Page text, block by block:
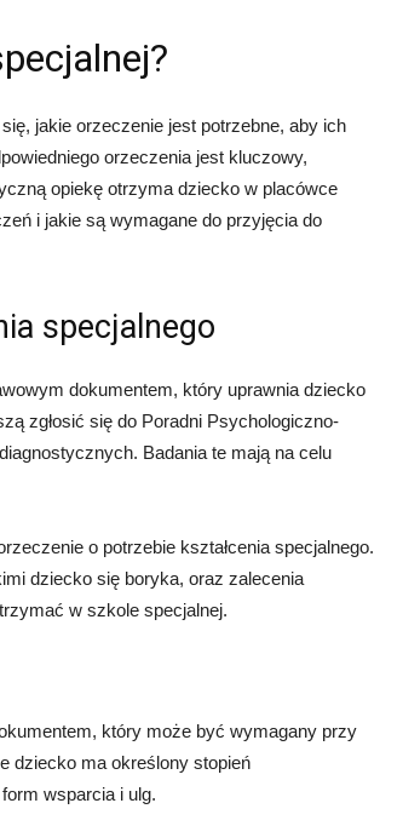
jakie orzeczenie jest potrzebne, aby ich
orzeczenia jest kluczowy,
opiekę otrzyma dziecko w placówce
i jakie są wymagane do przyjęcia do
specjalnego
dokumentem, który uprawnia dziecko
zgłosić się do Poradni Psychologiczno-
Badania te mają na celu
o potrzebie kształcenia specjalnego.
dziecko się boryka, oraz zalecenia
w szkole specjalnej.
który może być wymagany przy
dziecko ma określony stopień
wsparcia i ulg.